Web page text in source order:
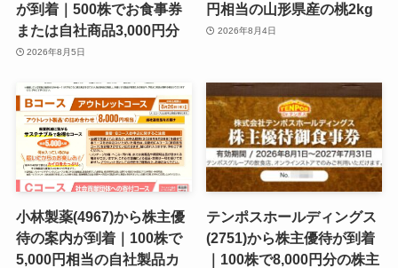
が到着｜500株でお食事券
または自社商品3,000円分
2026年8月5日
円相当の山形県産の桃2kg
2026年8月4日
小林製薬(4967)から株主優
待の案内が到着｜100株で
5,000円相当の自社製品カ
テンポスホールディングス
(2751)から株主優待が到着
｜100株で8,000円分の株主